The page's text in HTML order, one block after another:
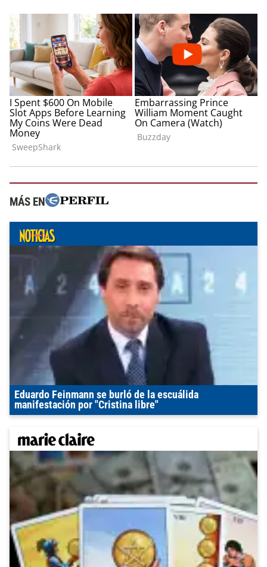
MÁS EN
Eduardo Feinmann se burló de la escuálida
manifestación por "Cristina libre"